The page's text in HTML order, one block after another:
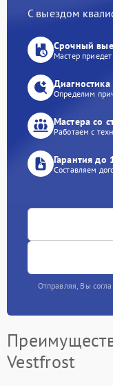
С выездом
Срочный
Мастер
Определим
Мастера со
Работаем с
Гарантия до
Составляем
Отправляя, Вы
Vestfrost